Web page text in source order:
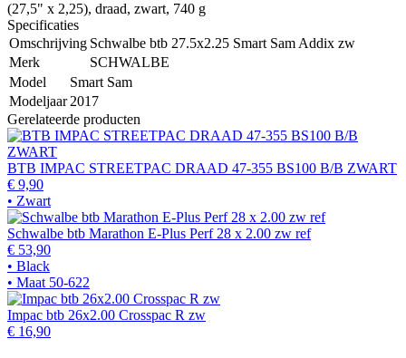
(27,5" x 2,25), draad, zwart, 740 g
Specificaties
Omschrijving Schwalbe btb 27.5x2.25 Smart Sam Addix zw
Merk
SCHWALBE
Model
Smart Sam
Modeljaar 2017
Gerelateerde producten
BTB IMPAC STREETPAC DRAAD 47-355 BS100 B/B ZWART
€ 9,90
• Zwart
Schwalbe btb Marathon E-Plus Perf 28 x 2.00 zw ref
€ 53,90
• Black
• Maat 50-622
Impac btb 26x2.00 Crosspac R zw
€ 16,90